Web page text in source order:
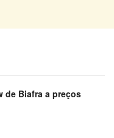
de Biafra a preços